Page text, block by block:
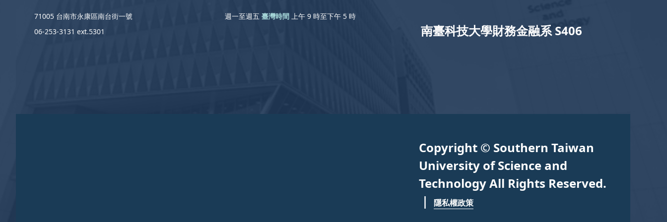
南臺科技大學財務金融系 S406
71005 台南市永康區南台街一號
06-253-3131 ext.5301
週一至週五 臺灣時間上午 9 時至下午 5 時
Copyright © Southern Taiwan
University of Science and
Technology All Rights Reserved.
｜隱私權政策